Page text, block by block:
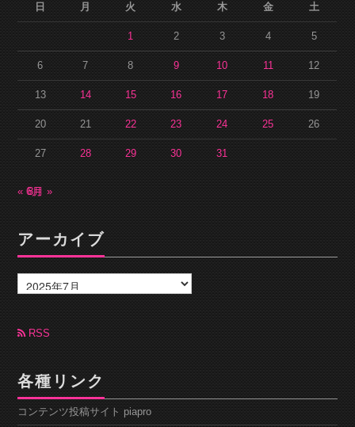
日
月 火 水 木 金 土
1 2 3 4 5
6 7 8 9 10 11 12
13 14 15 16 17 18 19
20 21 22 23 24 25 26
27 28 29 30 31
« 6月8月 »
アーカイブ
ー
カ
ブ RSS
各種リンク
コンテンツ投稿サイト piapro